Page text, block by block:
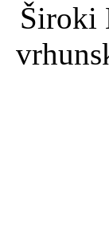
Široki